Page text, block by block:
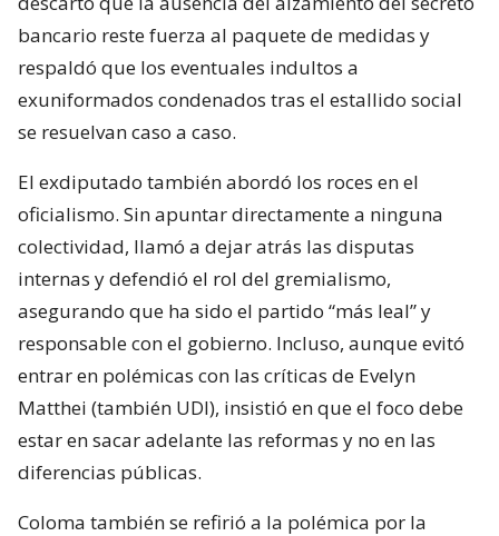
bancario reste fuerza al paquete de medidas y
respaldó que los eventuales indultos a
exuniformados condenados tras el estallido social
se resuelvan caso a caso.
El exdiputado también abordó los roces en el
oficialismo. Sin apuntar directamente a ninguna
colectividad, llamó a dejar atrás las disputas
internas y defendió el rol del gremialismo,
asegurando que ha sido el partido “más leal” y
responsable con el gobierno. Incluso, aunque evitó
entrar en polémicas con las críticas de Evelyn
Matthei (también UDI), insistió en que el foco debe
estar en sacar adelante las reformas y no en las
diferencias públicas.
Coloma también se refirió a la polémica por la